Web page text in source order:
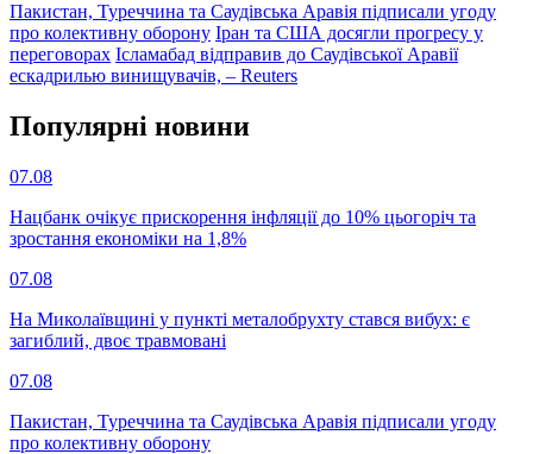
Пакистан, Туреччина та Саудівська Аравія підписали угоду
про колективну оборону Іран та США досягли прогресу у
переговорах Ісламабад відправив до Саудівської Аравії
ескадрилью винищувачів, – Reuters
Популярнi новини
07.08
Нацбанк очікує прискорення інфляції до 10% цьогоріч та
зростання економіки на 1,8%
07.08
На Миколаївщині у пункті металобрухту стався вибух: є
загиблий, двоє травмовані
07.08
Пакистан, Туреччина та Саудівська Аравія підписали угоду
про колективну оборону